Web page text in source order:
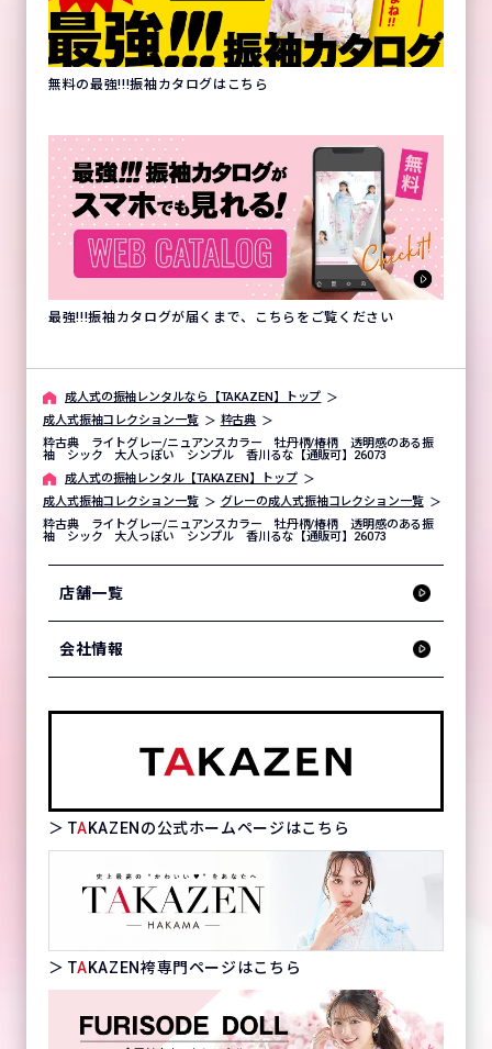
無料の最強!!!振袖カタログはこちら
最強!!!振袖カタログが届くまで、こちらをご覧ください
成⼈式の振袖レンタルなら【TAKAZEN】トップ
成人式振袖コレクション一覧
粋古典
粋古典 ライトグレー/ニュアンスカラー 牡丹柄/椿柄 透明感のある振
袖 シック 大人っぽい シンプル 香川るな【通販可】26073
成⼈式の振袖レンタル【TAKAZEN】トップ
成人式振袖コレクション一覧
グレーの成人式振袖コレクション一覧
粋古典 ライトグレー/ニュアンスカラー 牡丹柄/椿柄 透明感のある振
袖 シック 大人っぽい シンプル 香川るな【通販可】26073
店舗一覧
会社情報
＞ TAKAZENの公式ホームページはこちら
＞ TAKAZEN袴専門ページはこちら